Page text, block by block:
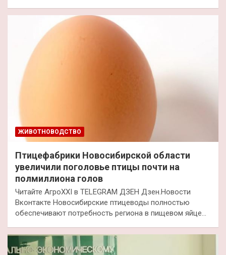
ЖИВОТНОВОДСТВО
Птицефабрики Новосибирской области
увеличили поголовье птицы почти на
полмиллиона голов
Читайте АгроXXI в TELEGRAM ДЗЕН Дзен.Новости
Вконтакте Новосибирские птицеводы полностью
обеспечивают потребность региона в пищевом яйце…